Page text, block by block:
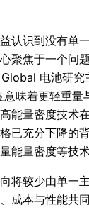
认识到没有单
聚焦于一个问
电池研究
味着更轻重量
能量密度技术
已充分下降的
能量密度等技
将较少由单一
成本与性能共